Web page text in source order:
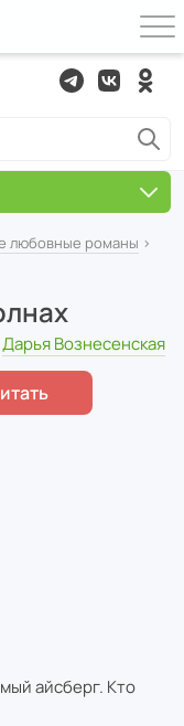
любовные романы ›
Дарья Вознесенская
айсберг. Кто